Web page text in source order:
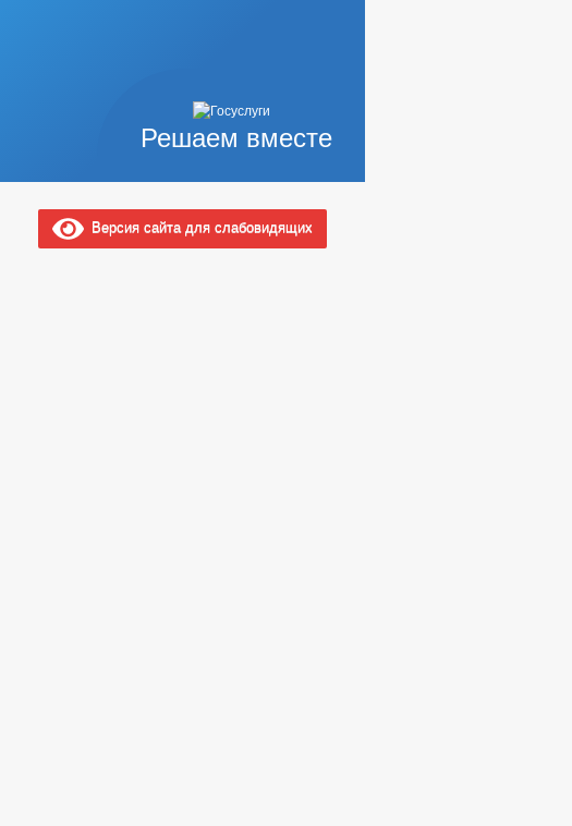
Решаем вместе
Версия сайта для слабовидящих